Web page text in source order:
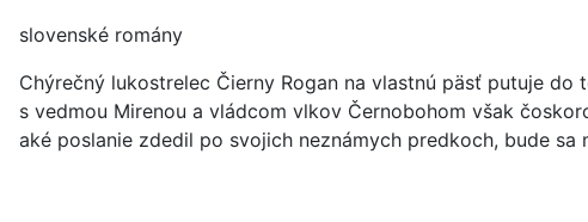
slovenské romány
Chýrečný lukostrelec Čierny Rogan na vlastnú päsť putuje
s vedmou Mirenou a vládcom vlkov Černobohom však
aké poslanie zdedil po svojich neznámych predkoch, bude